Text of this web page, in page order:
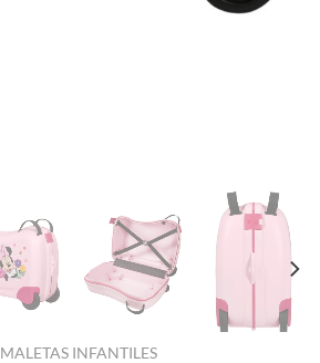
MALETAS INFANTILES